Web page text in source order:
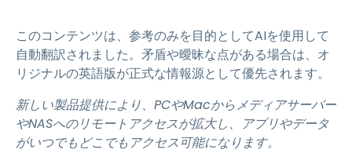
このコンテンツは、参考のみを目的としてAIを使用して
自動翻訳されました。矛盾や曖昧な点がある場合は、オ
リジナルの英語版が正式な情報源として優先されます。
新しい製品提供により、PCやMacからメディアサーバー
やNASへのリモートアクセスが拡大し、アプリやデータ
がいつでもどこでもアクセス可能になります。